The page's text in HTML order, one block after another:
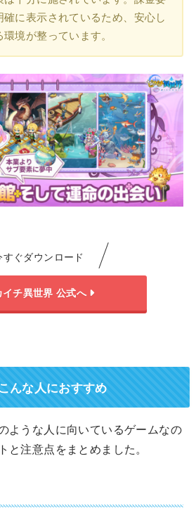
に表示されているため、安心し
境が整っています。
すぐダウンロード
イチ異世界 公式へ
んな人におすすめ
ような人に向いているゲームなの
と注意点をまとめました。